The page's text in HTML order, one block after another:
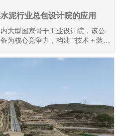
泥行业总包设计院的应用
大型国家骨干工业设计院，该公
为核心竞争力，构建 “技术＋装
产运营及备品备件服务的完整产